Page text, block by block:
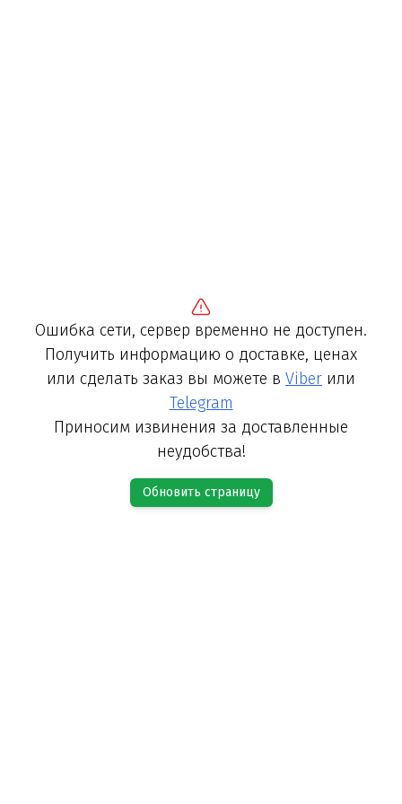
Ошибка сети, сервер временно не доступен.
Получить информацию о доставке, ценах
или сделать заказ вы можете в Viber или
Telegram
Приносим извинения за доставленные
неудобства!
Обновить страницу